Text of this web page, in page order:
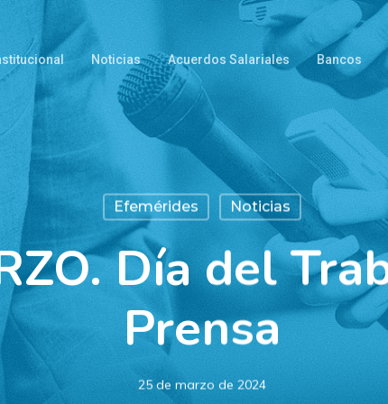
Noticias Acuerdos Salariales Bancos
Efemérides Noticias
Día del
Prensa
25 de marzo de 2024